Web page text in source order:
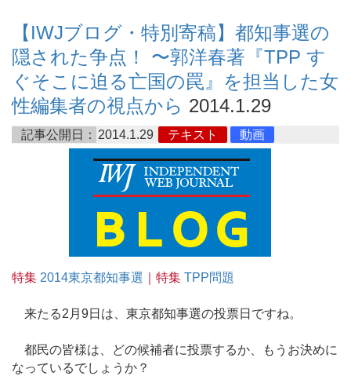
【IWJブログ・特別寄稿】都知事選の
隠された争点！ 〜郭洋春著『TPP す
ぐそこに迫る亡国の罠』を担当した女
性編集者の視点から 2014.1.29
記事公開日： 2014.1.29 テキスト 動画
特集 2014東京都知事選 ｜特集 TPP問題
来たる2月9日は、東京都知事選の投票日ですね。
都民の皆様は、どの候補者に投票するか、もうお決めに
なっているでしょうか？